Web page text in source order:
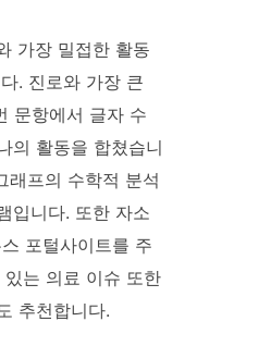
가장 밀접한 활동
. 진로와 가장 큰
문항에서 글자 수
의 활동을 합쳤습니
래프의 수학적 분석
입니다. 또한 자소
스 포털사이트를 주
는 의료 이슈 또한
추천합니다.